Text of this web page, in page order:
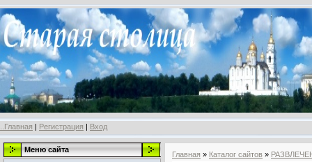
..Главная | Регистрация | Вход
Меню сайта
Главная » Каталог сайтов »